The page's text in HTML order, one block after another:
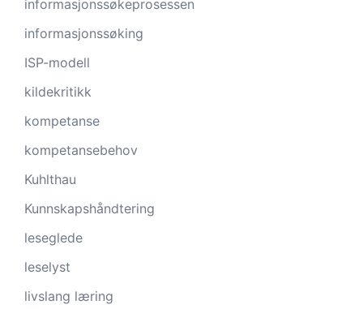
informasjonssøkeprosessen
informasjonssøking
ISP-modell
kildekritikk
kompetanse
kompetansebehov
Kuhlthau
Kunnskapshåndtering
leseglede
leselyst
livslang læring